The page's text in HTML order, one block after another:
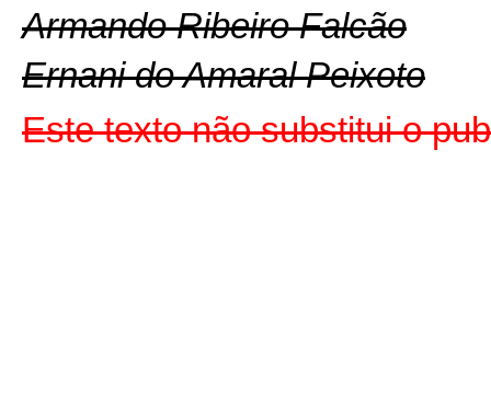
Armando Ribeiro Falcão
Ernani do Amaral Peixoto
Este texto não substitui o